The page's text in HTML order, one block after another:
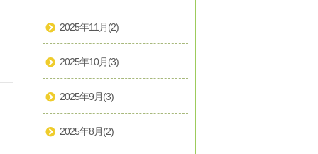
2025年11月(2)
2025年10月(3)
2025年9月(3)
2025年8月(2)